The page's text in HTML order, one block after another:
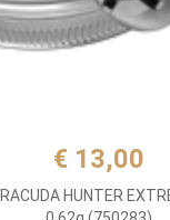
€ 13,00
HUNTER